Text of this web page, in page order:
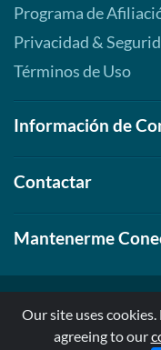
Programa de
Privacidad &
Términos de Uso
Información de
Contactar
Mantenerme
© 1999-2026,
Our site uses
agreeing to our